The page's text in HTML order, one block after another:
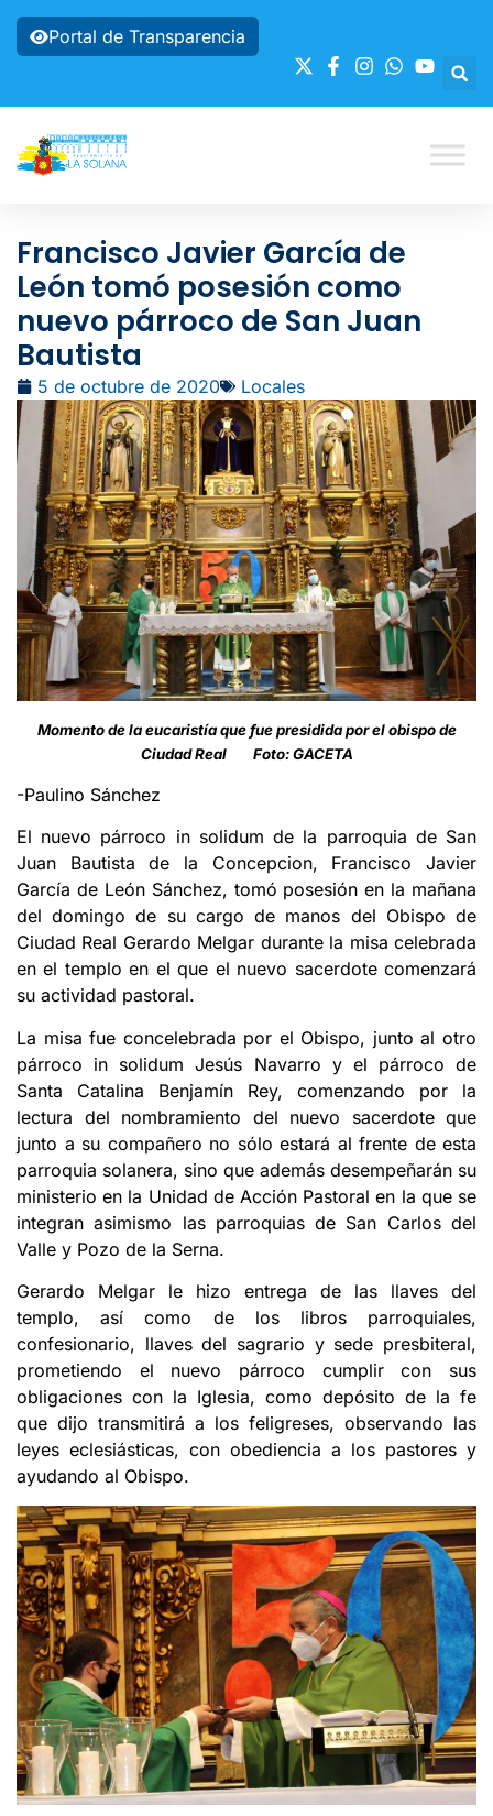
Portal de Transparencia
Francisco Javier García de
León tomó posesión como
nuevo párroco de San Juan
Bautista
5 de octubre de 2020 Locales
Momento de la eucaristía que fue presidida por el obispo de
Ciudad Real Foto: GACETA
-Paulino Sánchez
El nuevo párroco in solidum de la parroquia de San
Juan Bautista de la Concepcion, Francisco Javier
García de León Sánchez, tomó posesión en la mañana
del domingo de su cargo de manos del Obispo de
Ciudad Real Gerardo Melgar durante la misa celebrada
en el templo en el que el nuevo sacerdote comenzará
su actividad pastoral.
La misa fue concelebrada por el Obispo, junto al otro
párroco in solidum Jesús Navarro y el párroco de
Santa Catalina Benjamín Rey, comenzando por la
lectura del nombramiento del nuevo sacerdote que
junto a su compañero no sólo estará al frente de esta
parroquia solanera, sino que además desempeñarán su
ministerio en la Unidad de Acción Pastoral en la que se
integran asimismo las parroquias de San Carlos del
Valle y Pozo de la Serna.
Gerardo Melgar le hizo entrega de las llaves del
templo, así como de los libros parroquiales,
confesionario, llaves del sagrario y sede presbiteral,
prometiendo el nuevo párroco cumplir con sus
obligaciones con la Iglesia, como depósito de la fe
que dijo transmitirá a los feligreses, observando las
leyes eclesiásticas, con obediencia a los pastores y
ayudando al Obispo.